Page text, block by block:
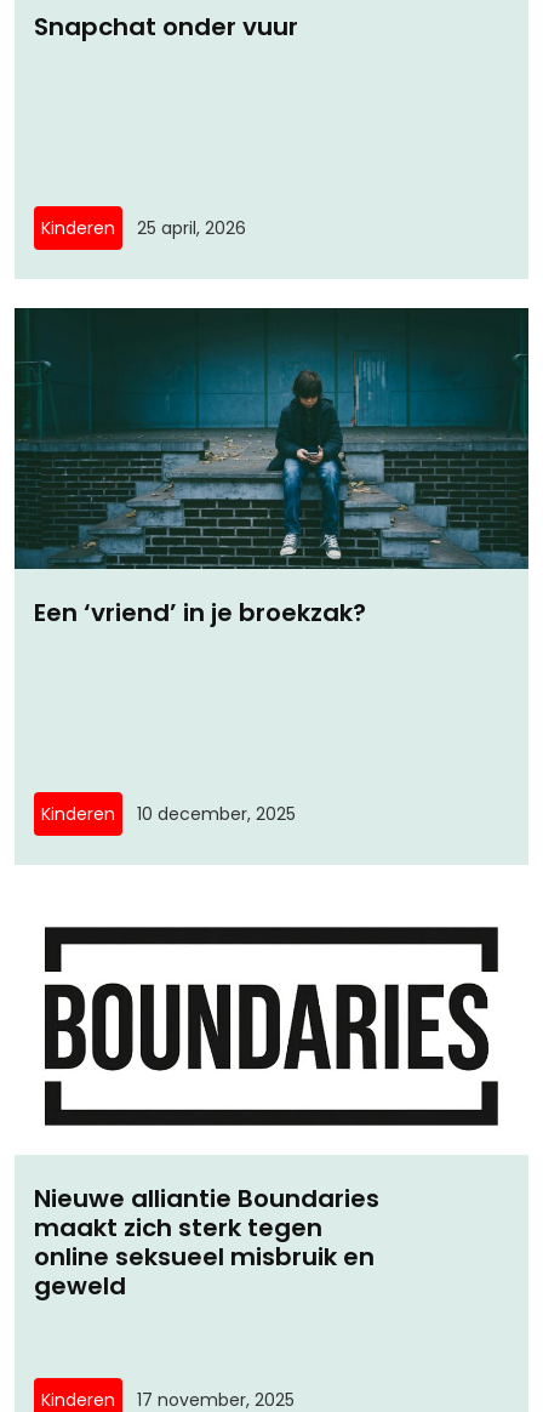
Snapchat onder vuur
Kinderen 25 april, 2026
Een ‘vriend’ in je broekzak?
Kinderen 10 december, 2025
Nieuwe alliantie Boundaries
maakt zich sterk tegen
online seksueel misbruik en
geweld
Kinderen 17 november, 2025